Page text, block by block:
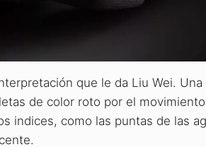
que le da Liu Wei.
de color roto por el
indices, como las puntas de las